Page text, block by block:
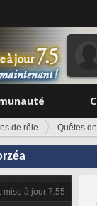
de rôle Quêtes
mise à jour 7.55